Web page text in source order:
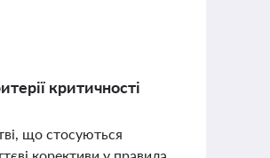
критичності
що стосуються